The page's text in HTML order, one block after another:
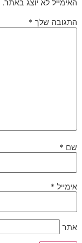
האימייל לא יוצג באתר.
התגובה שלך *
שם *
אימייל *
אתר